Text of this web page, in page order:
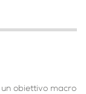
un obiettivo macro